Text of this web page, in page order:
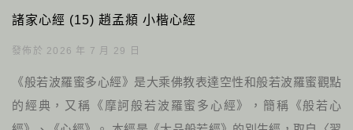
諸家心經 (15) 趙孟頫 小楷心經
發佈於 2026 年 7 月 29 日
《般若波羅蜜多心經》是大乘佛教表達空性和般若波羅蜜觀點
的經典，又稱《摩訶般若波羅蜜多心經》，簡稱《般若心